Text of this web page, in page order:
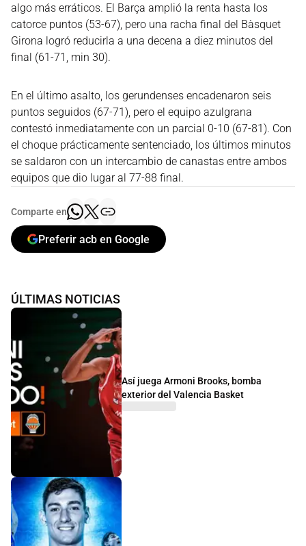
algo más erráticos. El Barça amplió la renta hasta los
catorce puntos (53-67), pero una racha final del Bàsquet
Girona logró reducirla a una decena a diez minutos del
final (61-71, min 30).
En el último asalto, los gerundenses encadenaron seis
puntos seguidos (67-71), pero el equipo azulgrana
contestó inmediatamente con un parcial 0-10 (67-81). Con
el choque prácticamente sentenciado, los últimos minutos
se saldaron con un intercambio de canastas entre ambos
equipos que dio lugar al 77-88 final.
Comparte en
Preferir acb en Google
ÚLTIMAS NOTICIAS
Así juega Armoni Brooks, bomba
exterior del Valencia Basket